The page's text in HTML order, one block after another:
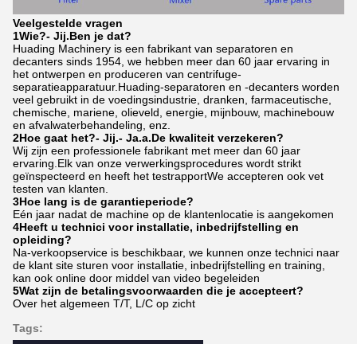
Veelgestelde vragen
1Wie?- Jij.Ben je dat?
Huading Machinery is een fabrikant van separatoren en
decanters sinds 1954, we hebben meer dan 60 jaar ervaring in
het ontwerpen en produceren van centrifuge-
separatieapparatuur.Huading-separatoren en -decanters worden
veel gebruikt in de voedingsindustrie, dranken, farmaceutische,
chemische, mariene, olieveld, energie, mijnbouw, machinebouw
en afvalwaterbehandeling, enz.
2Hoe gaat het?- Jij.- Ja.a.De kwaliteit verzekeren?
Wij zijn een professionele fabrikant met meer dan 60 jaar
ervaring.Elk van onze verwerkingsprocedures wordt strikt
geïnspecteerd en heeft het testrapportWe accepteren ook vet
testen van klanten.
3Hoe lang is de garantieperiode?
Eén jaar nadat de machine op de klantenlocatie is aangekomen
4Heeft u technici voor installatie, inbedrijfstelling en
opleiding?
Na-verkoopservice is beschikbaar, we kunnen onze technici naar
de klant site sturen voor installatie, inbedrijfstelling en training,
kan ook online door middel van video begeleiden
5Wat zijn de betalingsvoorwaarden die je accepteert?
Over het algemeen T/T, L/C op zicht
Tags: